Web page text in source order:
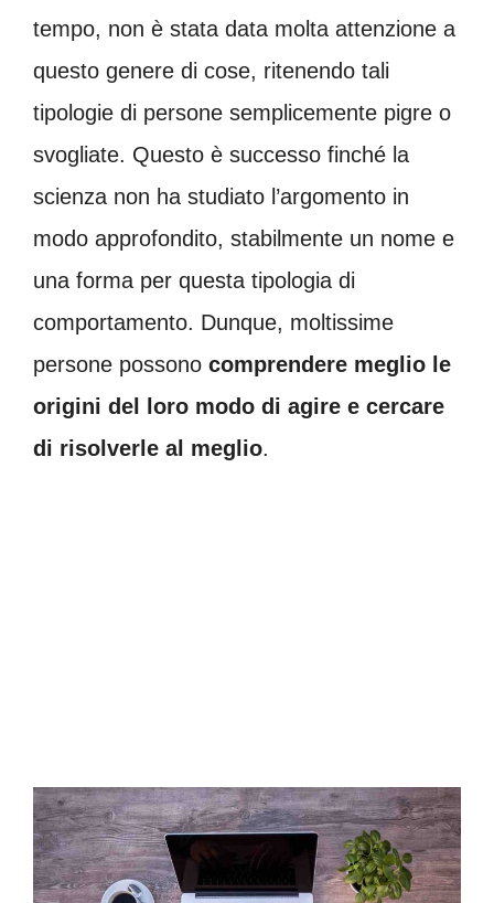
tempo, non è stata data molta attenzione a
questo genere di cose, ritenendo tali
tipologie di persone semplicemente pigre o
svogliate. Questo è successo finché la
scienza non ha studiato l’argomento in
modo approfondito, stabilmente un nome e
una forma per questa tipologia di
comportamento. Dunque, moltissime
persone possono comprendere meglio le
origini del loro modo di agire e cercare
di risolverle al meglio.